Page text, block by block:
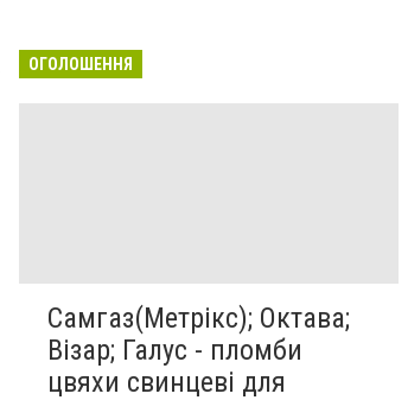
ОГОЛОШЕННЯ
Самгаз(Метрікс); Октава;
Візар; Галус - пломби
цвяхи свинцеві для